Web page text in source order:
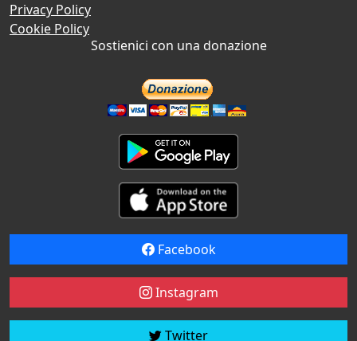
Privacy Policy
Cookie Policy
Sostienici con una donazione
Facebook
Instagram
Twitter